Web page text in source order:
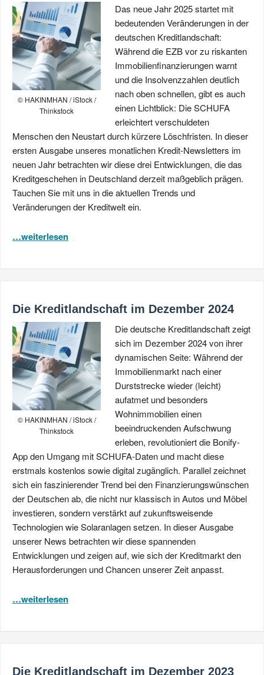
© HAKINMHAN / iStock /
Thinkstock
Das neue Jahr 2025 startet mit
bedeutenden Veränderungen in der
deutschen Kreditlandschaft:
Während die EZB vor zu riskanten
Immobilienfinanzierungen warnt
und die Insolvenzzahlen deutlich
nach oben schnellen, gibt es auch
einen Lichtblick: Die SCHUFA
erleichtert verschuldeten
Menschen den Neustart durch kürzere Löschfristen. In dieser
ersten Ausgabe unseres monatlichen Kredit-Newsletters im
neuen Jahr betrachten wir diese drei Entwicklungen, die das
Kreditgeschehen in Deutschland derzeit maßgeblich prägen.
Tauchen Sie mit uns in die aktuellen Trends und
Veränderungen der Kreditwelt ein.
…weiterlesen
Die Kreditlandschaft im Dezember 2024
© HAKINMHAN / iStock /
Thinkstock
Die deutsche Kreditlandschaft zeigt
sich im Dezember 2024 von ihrer
dynamischen Seite: Während der
Immobilienmarkt nach einer
Durststrecke wieder (leicht)
aufatmet und besonders
Wohnimmobilien einen
beeindruckenden Aufschwung
erleben, revolutioniert die Bonify-
App den Umgang mit SCHUFA-Daten und macht diese
erstmals kostenlos sowie digital zugänglich. Parallel zeichnet
sich ein faszinierender Trend bei den Finanzierungswünschen
der Deutschen ab, die nicht nur klassisch in Autos und Möbel
investieren, sondern verstärkt auf zukunftsweisende
Technologien wie Solaranlagen setzen. In dieser Ausgabe
unserer News betrachten wir diese spannenden
Entwicklungen und zeigen auf, wie sich der Kreditmarkt den
Herausforderungen und Chancen unserer Zeit anpasst.
…weiterlesen
Die Kreditlandschaft im Dezember 2023